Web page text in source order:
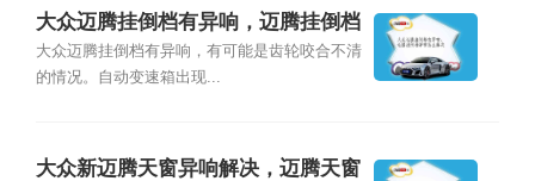
大众迈腾挂倒档有异响，迈腾挂倒档
异响怎么解决
大众迈腾挂倒档有异响，有可能是齿轮咬合不清
的情况。自动变速箱出现...
大众新迈腾天窗异响解决，迈腾天窗